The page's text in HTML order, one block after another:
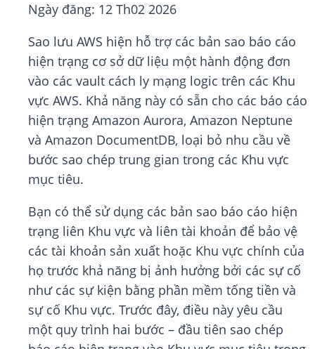
Ngày đăng: 12 Th02 2026
Sao lưu AWS hiện hỗ trợ các bản sao báo cáo
hiện trạng cơ sở dữ liệu một hành động đơn
vào các vault cách ly mạng logic trên các Khu
vực AWS. Khả năng này có sẵn cho các báo cáo
hiện trạng Amazon Aurora, Amazon Neptune
và Amazon DocumentDB, loại bỏ nhu cầu về
bước sao chép trung gian trong các Khu vực
mục tiêu.
Bạn có thể sử dụng các bản sao báo cáo hiện
trạng liên Khu vực và liên tài khoản để bảo vệ
các tài khoản sản xuất hoặc Khu vực chính của
họ trước khả năng bị ảnh hưởng bởi các sự cố
như các sự kiện bằng phần mềm tống tiền và
sự cố Khu vực. Trước đây, điều này yêu cầu
một quy trình hai bước – đầu tiên sao chép